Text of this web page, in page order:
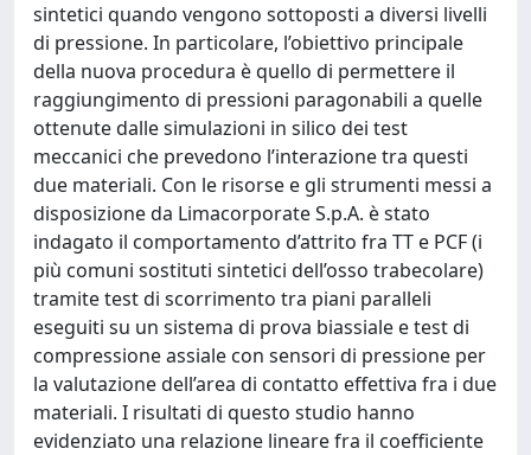
sintetici quando vengono sottoposti a diversi livelli
di pressione. In particolare, l’obiettivo principale
della nuova procedura è quello di permettere il
raggiungimento di pressioni paragonabili a quelle
ottenute dalle simulazioni in silico dei test
meccanici che prevedono l’interazione tra questi
due materiali. Con le risorse e gli strumenti messi a
disposizione da Limacorporate S.p.A. è stato
indagato il comportamento d’attrito fra TT e PCF (i
più comuni sostituti sintetici dell’osso trabecolare)
tramite test di scorrimento tra piani paralleli
eseguiti su un sistema di prova biassiale e test di
compressione assiale con sensori di pressione per
la valutazione dell’area di contatto effettiva fra i due
materiali. I risultati di questo studio hanno
evidenziato una relazione lineare fra il coefficiente